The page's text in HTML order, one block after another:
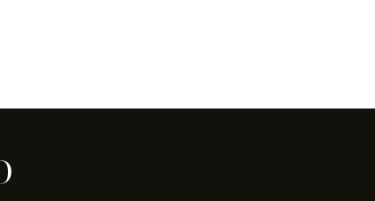
299,00 kr.89,70 kr.